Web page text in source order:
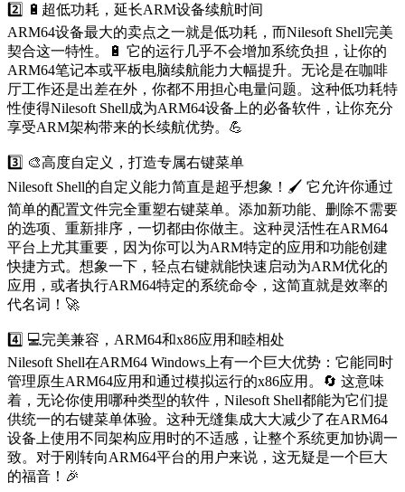
2️⃣ 🔋超低功耗，延长ARM设备续航时间
ARM64设备最大的卖点之一就是低功耗，而Nilesoft Shell完美
契合这一特性。🔋 它的运行几乎不会增加系统负担，让你的
ARM64笔记本或平板电脑续航能力大幅提升。无论是在咖啡
厅工作还是出差在外，你都不用担心电量问题。这种低功耗特
性使得Nilesoft Shell成为ARM64设备上的必备软件，让你充分
享受ARM架构带来的长续航优势。💪
3️⃣ 🎨高度自定义，打造专属右键菜单
Nilesoft Shell的自定义能力简直是超乎想象！🖌️ 它允许你通过
简单的配置文件完全重塑右键菜单。添加新功能、删除不需要
的选项、重新排序，一切都由你做主。这种灵活性在ARM64
平台上尤其重要，因为你可以为ARM特定的应用和功能创建
快捷方式。想象一下，轻点右键就能快速启动为ARM优化的
应用，或者执行ARM64特定的系统命令，这简直就是效率的
代名词！🚀
4️⃣ 💻完美兼容，ARM64和x86应用和睦相处
Nilesoft Shell在ARM64 Windows上有一个巨大优势：它能同时
管理原生ARM64应用和通过模拟运行的x86应用。🔄 这意味
着，无论你使用哪种类型的软件，Nilesoft Shell都能为它们提
供统一的右键菜单体验。这种无缝集成大大减少了在ARM64
设备上使用不同架构应用时的不适感，让整个系统更加协调一
致。对于刚转向ARM64平台的用户来说，这无疑是一个巨大
的福音！🎉